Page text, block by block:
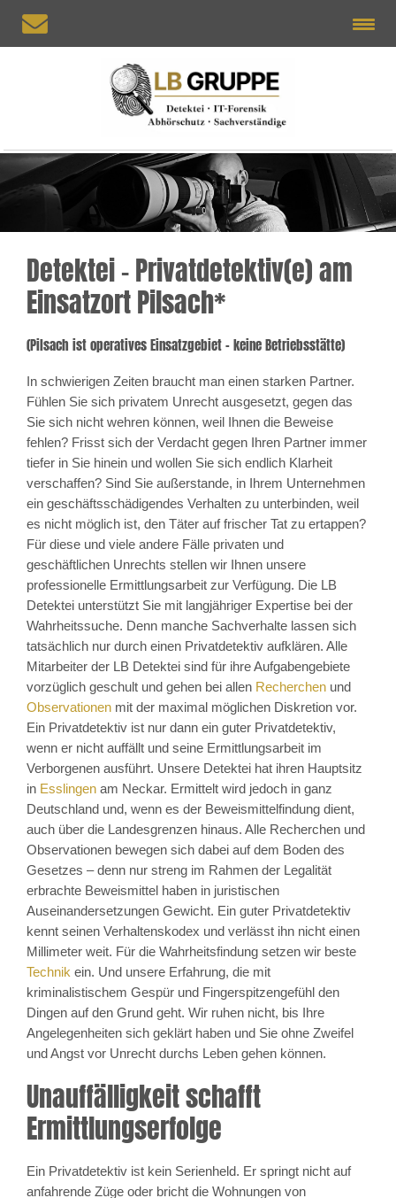
Detektei – Privatdetektiv(e) am
Einsatzort Pilsach*
(Pilsach ist operatives Einsatzgebiet – keine Betriebsstätte)
In schwierigen Zeiten braucht man einen starken Partner.
Fühlen Sie sich privatem Unrecht ausgesetzt, gegen das
Sie sich nicht wehren können, weil Ihnen die Beweise
fehlen? Frisst sich der Verdacht gegen Ihren Partner immer
tiefer in Sie hinein und wollen Sie sich endlich Klarheit
verschaffen? Sind Sie außerstande, in Ihrem Unternehmen
ein geschäftsschädigendes Verhalten zu unterbinden, weil
es nicht möglich ist, den Täter auf frischer Tat zu ertappen?
Für diese und viele andere Fälle privaten und
geschäftlichen Unrechts stellen wir Ihnen unsere
professionelle Ermittlungsarbeit zur Verfügung. Die LB
Detektei unterstützt Sie mit langjähriger Expertise bei der
Wahrheitssuche. Denn manche Sachverhalte lassen sich
tatsächlich nur durch einen Privatdetektiv aufklären. Alle
Mitarbeiter der LB Detektei sind für ihre Aufgabengebiete
vorzüglich geschult und gehen bei allen Recherchen und
Observationen mit der maximal möglichen Diskretion vor.
Ein Privatdetektiv ist nur dann ein guter Privatdetektiv,
wenn er nicht auffällt und seine Ermittlungsarbeit im
Verborgenen ausführt. Unsere Detektei hat ihren Hauptsitz
in Esslingen am Neckar. Ermittelt wird jedoch in ganz
Deutschland und, wenn es der Beweismittelfindung dient,
auch über die Landesgrenzen hinaus. Alle Recherchen und
Observationen bewegen sich dabei auf dem Boden des
Gesetzes – denn nur streng im Rahmen der Legalität
erbrachte Beweismittel haben in juristischen
Auseinandersetzungen Gewicht. Ein guter Privatdetektiv
kennt seinen Verhaltenskodex und verlässt ihn nicht einen
Millimeter weit. Für die Wahrheitsfindung setzen wir beste
Technik ein. Und unsere Erfahrung, die mit
kriminalistischem Gespür und Fingerspitzengefühl den
Dingen auf den Grund geht. Wir ruhen nicht, bis Ihre
Angelegenheiten sich geklärt haben und Sie ohne Zweifel
und Angst vor Unrecht durchs Leben gehen können.
Unauffälligkeit schafft
Ermittlungserfolge
Ein Privatdetektiv ist kein Serienheld. Er springt nicht auf
anfahrende Züge oder bricht die Wohnungen von